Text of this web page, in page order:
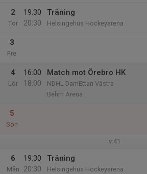
2
Tor
19:30
20:30
Träning
Helsingehus Hockeyarena
3
Fre
4
Lör
16:00
18:00
Match mot Örebro HK
NDHL DamEttan Västra
Behrn Arena
5
Sön
v.41
6
Mån
19:30
20:30
Träning
Helsingehus Hockeyarena